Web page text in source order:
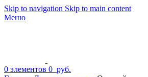
Skip to navigation Skip to main content
Меню
0 элементов 0 руб.